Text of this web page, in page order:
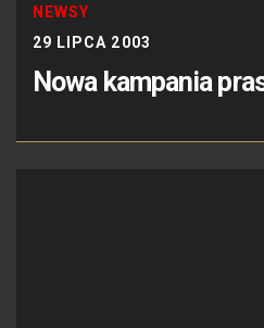
NEWSY
29 LIPCA 2003
Nowa kampania